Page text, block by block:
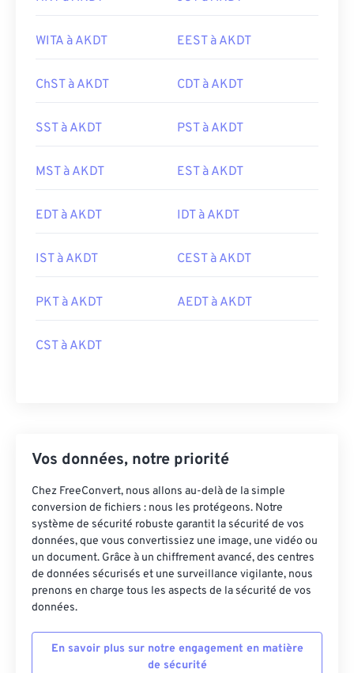
WITA à AKDT EEST à AKDT
ChST à AKDT CDT à AKDT
SST à AKDT PST à AKDT
MST à AKDT EST à AKDT
EDT à AKDT IDT à AKDT
IST à AKDT CEST à AKDT
PKT à AKDT AEDT à AKDT
CST à AKDT
Vos données, notre priorité
Chez FreeConvert, nous allons au-delà de la simple
conversion de fichiers : nous les protégeons. Notre
système de sécurité robuste garantit la sécurité de vos
données, que vous convertissiez une image, une vidéo ou
un document. Grâce à un chiffrement avancé, des centres
de données sécurisés et une surveillance vigilante, nous
prenons en charge tous les aspects de la sécurité de vos
données.
En savoir plus sur notre engagement en matière
de sécurité